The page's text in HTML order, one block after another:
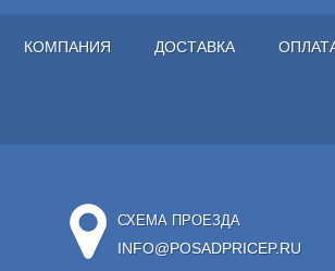
КОМПАНИЯ ДОСТАВКА
СХЕМА ПРОЕЗДА
INFO@POSADPRICEP.RU